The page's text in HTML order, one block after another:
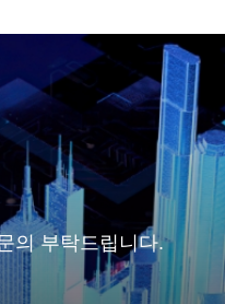
의 부탁드립니다.